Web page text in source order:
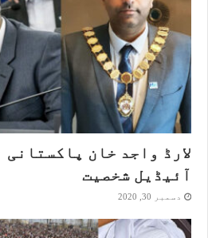
لارڈ واجد خان
آئیڈیل شخصیت
دسمبر 30, 2020